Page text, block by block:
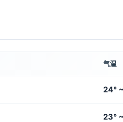
气温
24°
23°